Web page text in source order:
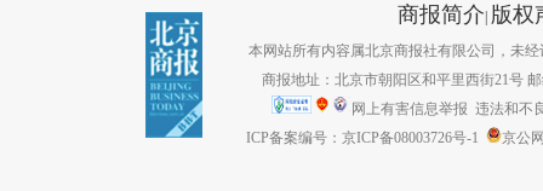
商报简介| 版权
本网站所有内容属北京商报社有限公司，未经
商报地址：北京市朝阳区和平里西街21号
网上有害信息举报 违法和不
ICP备案编号：京ICP备08003726号-1
京公